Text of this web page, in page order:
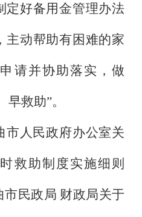
定好备用金管理办法
主动帮助有困难的家
请并协助落实，做
早救助”。
市人民政府办公室关
救助制度实施细则
市民政局 财政局关于